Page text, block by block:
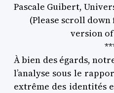
Pascale Guibert,
(Please scroll
version of
À bien des égards,
l’analyse sous le
extrême des identités